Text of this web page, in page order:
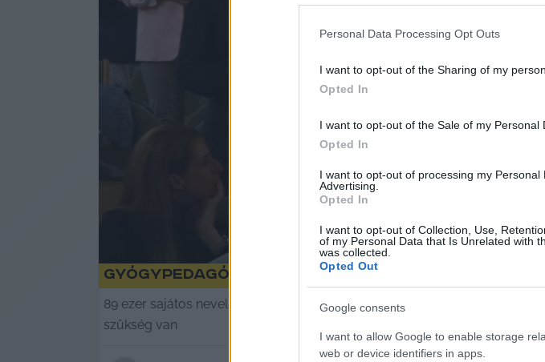
Personal Data Processing Opt Outs
I want to opt-out of the Sharing of my
Opted In
I want to opt-out of the Sale of my Personal
Opted In
I want to opt-out of processing my Personal
Advertising.
Opted In
I want to opt-out of Collection, Use,
of my Personal Data that Is Unrelated with
was collected.
Opted Out
Google consents
I want to allow Google to enable storage
web or device identifiers in apps.
Gyógypedagógusok a középpontban: húsz
89 ezer sajátos nevelési igényű gyermek, tanuló van Magyarországon,
szükség van